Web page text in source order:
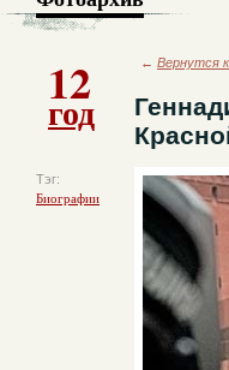
12
год
Тэг:
Биографии
← Вернутся